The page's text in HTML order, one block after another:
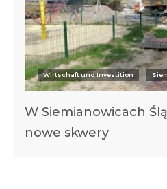
Wirtschaft und Investition
W Siemianowicach
nowe skwery